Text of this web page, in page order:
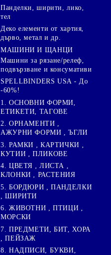
Панделки, ширити, лико,
тел
Деко елементи от хартия,
дърво, метал и др.
МАШИНИ И ЩАНЦИ
Машини за рязане/релеф,
подвързване и консумативи
SPELLBINDERS USA - До
-60%!
1. ОСНОВНИ ФОРМИ,
ЕТИКЕТИ, ТАГОВЕ
2. ОРНАМЕНТИ ,
АЖУРНИ ФОРМИ , ЪГЛИ
3. РАМКИ , КАРТИЧКИ ,
КУТИИ , ПЛИКОВЕ
4. ЦВЕТЯ , ЛИСТА ,
КЛОНКИ , РАСТЕНИЯ
5. БОРДЮРИ , ПАНДЕЛКИ
, ШИРИТИ
6. ЖИВОТНИ , ПТИЦИ ,
МОРСКИ
7. ПРЕДМЕТИ, БИТ, ХОРА
, ПЕЙЗАЖ
8. НАДПИСИ, БУКВИ,